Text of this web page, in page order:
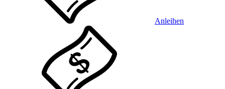
Anleihen